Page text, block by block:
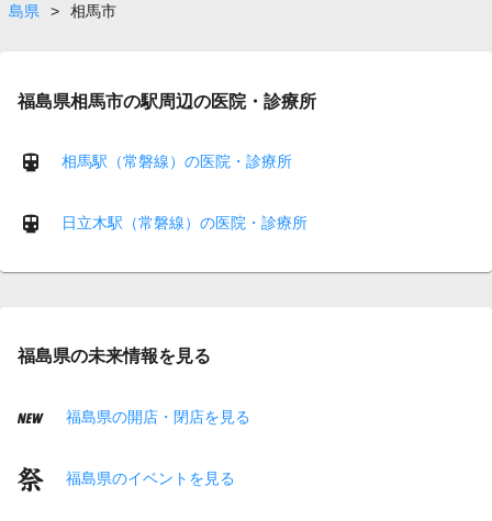
島県
> 相馬市
福島県相馬市の駅周辺の医院・診療所
相馬駅（常磐線）の医院・診療所
日立木駅（常磐線）の医院・診療所
福島県の未来情報を見る
福島県の開店・閉店を見る
福島県のイベントを見る